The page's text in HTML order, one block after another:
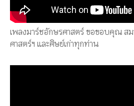
เพลงมาร์ชอักษรศาสตร์ ขอขอบคุณ ส
ศาสตร์ฯ และศิษย์เก่าทุกท่าน